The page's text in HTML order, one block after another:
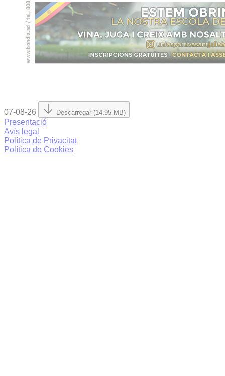
07-08-26 Descarregar (14.95 MB)
Presentació
Avís legal
Política de Privacitat
Política de Cookies